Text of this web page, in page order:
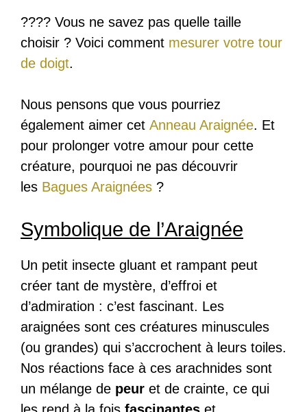
???? Vous ne savez pas quelle taille
choisir ? Voici comment mesurer votre tour
de doigt.
Nous pensons que vous pourriez
également aimer cet Anneau Araignée. Et
pour prolonger votre amour pour cette
créature, pourquoi ne pas découvrir
les Bagues Araignées ?
Symbolique de l’Araignée
Un petit insecte gluant et rampant peut
créer tant de mystère, d’effroi et
d’admiration : c’est fascinant. Les
araignées sont ces créatures minuscules
(ou grandes) qui s’accrochent à leurs toiles.
Nos réactions face à ces arachnides sont
un mélange de peur et de crainte, ce qui